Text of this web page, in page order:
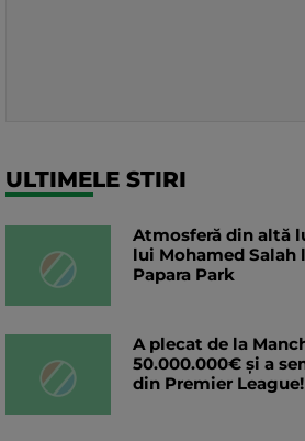
ULTIMELE STIRI
Atmosferă din altă
lui Mohamed Salah
Papara Park
A plecat de la
50.000.000€ și a
din Premier League!